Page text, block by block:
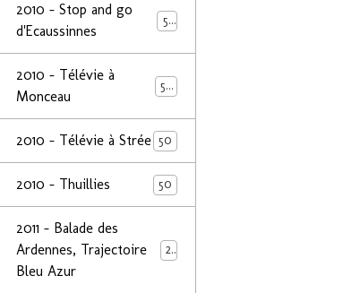
2010 - Stop and go
d'Ecaussinnes
50
2010 - Télévie à
Monceau
50
2010 - Télévie à Strée 50
2010 - Thuillies 50
2011 - Balade des
Ardennes, Trajectoire
Bleu Azur
24